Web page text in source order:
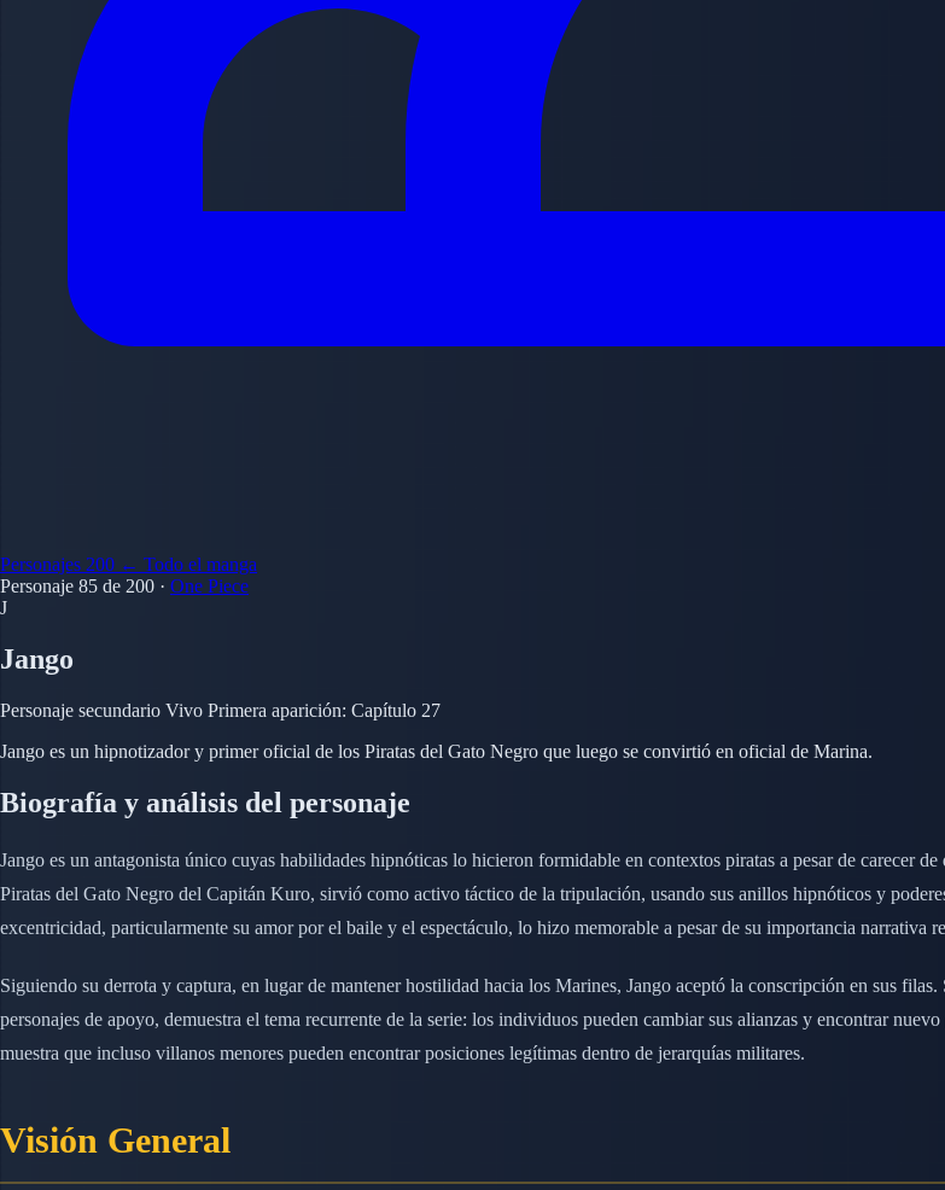
Personajes 200 ← Todo el manga
Personaje 85 de 200 · One Piece
J
Jango
Personaje secundario Vivo Primera aparición: Capítulo 27
Jango es un hipnotizador y primer oficial de los Piratas del Gato Negro que luego se convirtió en oficial de Marina.
Biografía y análisis del personaje
Jango es un antagonista único cuyas habilidades hipnóticas lo hicieron formidable en contextos piratas a pesar de carecer
Piratas del Gato Negro del Capitán Kuro, sirvió como activo táctico de la tripulación, usando sus anillos hipnóticos y
excentricidad, particularmente su amor por el baile y el espectáculo, lo hizo memorable a pesar de su importancia narrativa
Siguiendo su derrota y captura, en lugar de mantener hostilidad hacia los Marines, Jango aceptó la conscripción en sus
personajes de apoyo, demuestra el tema recurrente de la serie: los individuos pueden cambiar sus alianzas y encontrar
muestra que incluso villanos menores pueden encontrar posiciones legítimas dentro de jerarquías militares.
Visión General